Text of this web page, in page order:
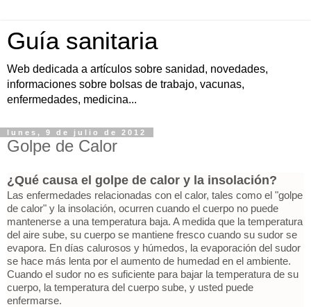
Guía sanitaria
Web dedicada a artículos sobre sanidad, novedades,
informaciones sobre bolsas de trabajo, vacunas,
enfermedades, medicina...
lunes, 9 de julio de 2012
Golpe de Calor
¿Qué causa el golpe de calor y la insolación?
Las enfermedades relacionadas con el calor, tales como el "golpe
de calor" y la insolación, ocurren cuando el cuerpo no puede
mantenerse a una temperatura baja. A medida que la temperatura
del aire sube, su cuerpo se mantiene fresco cuando su sudor se
evapora. En días calurosos y húmedos, la evaporación del sudor
se hace más lenta por el aumento de humedad en el ambiente.
Cuando el sudor no es suficiente para bajar la temperatura de su
cuerpo, la temperatura del cuerpo sube, y usted puede
enfermarse.